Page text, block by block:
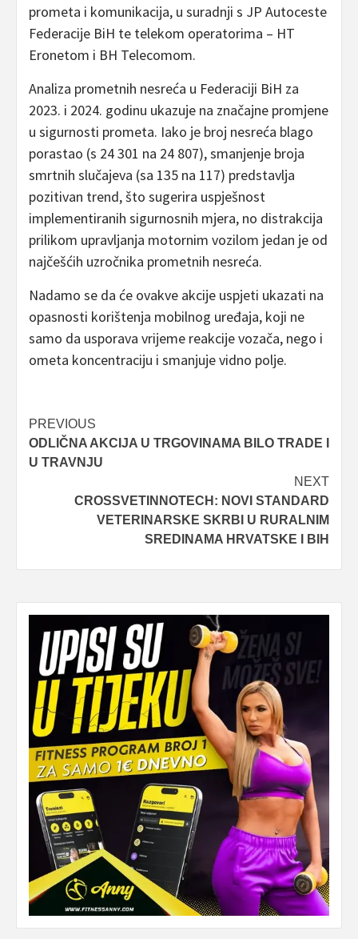
prometa i komunikacija, u suradnji s JP Autoceste
Federacije BiH te telekom operatorima – HT
Eronetom i BH Telecomom.
Analiza prometnih nesreća u Federaciji BiH za
2023. i 2024. godinu ukazuje na značajne promjene
u sigurnosti prometa. Iako je broj nesreća blago
porastao (s 24 301 na 24 807), smanjenje broja
smrtnih slučajeva (sa 135 na 117) predstavlja
pozitivan trend, što sugerira uspješnost
implementiranih sigurnosnih mjera, no distrakcija
prilikom upravljanja motornim vozilom jedan je od
najčešćih uzročnika prometnih nesreća.
Nadamo se da će ovakve akcije uspjeti ukazati na
opasnosti korištenja mobilnog uređaja, koji ne
samo da usporava vrijeme reakcije vozača, nego i
ometa koncentraciju i smanjuje vidno polje.
Post
navigation
PREVIOUS
ODLIČNA AKCIJA U TRGOVINAMA BILO TRADE I
U TRAVNJU
NEXT
CROSSVETINNOTECH: NOVI STANDARD
VETERINARSKE SKRBI U RURALNIM
SREDINAMA HRVATSKE I BIH